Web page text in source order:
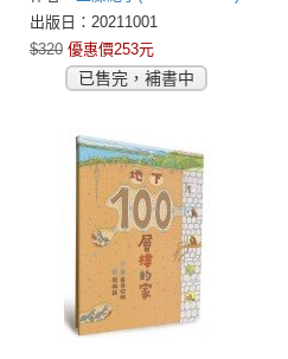
出版日：20211001
$320 優惠價253元
已售完，補書中